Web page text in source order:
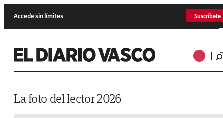
Accede sin límites Suscríbete
La foto del lector 2026